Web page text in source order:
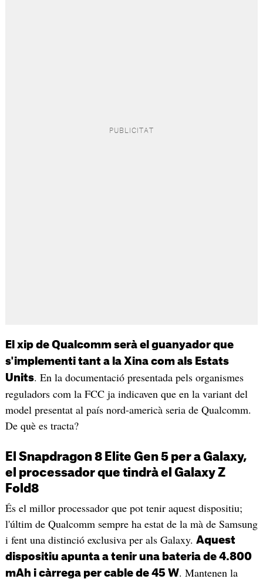
El xip de Qualcomm serà el guanyador que
s'implementi tant a la Xina com als Estats
Units. En la documentació presentada pels organismes
reguladors com la FCC ja indicaven que en la variant del
model presentat al país nord-americà seria de Qualcomm.
De què es tracta?
El Snapdragon 8 Elite Gen 5 per a Galaxy,
el processador que tindrà el Galaxy Z
Fold8
És el millor processador que pot tenir aquest dispositiu;
l'últim de Qualcomm sempre ha estat de la mà de Samsung
i fent una distinció exclusiva per als Galaxy. Aquest
dispositiu apunta a tenir una bateria de 4.800
mAh i càrrega per cable de 45 W. Mantenen la